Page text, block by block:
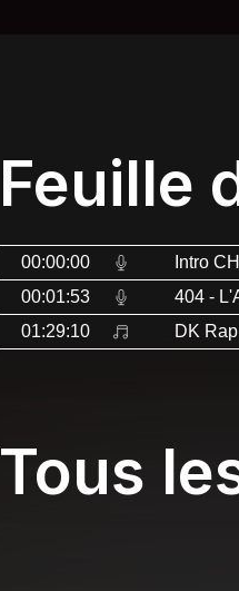
Feuille
00:00:00
Intro
00:01:53
404 -
01:29:10
DK Rap
Tous